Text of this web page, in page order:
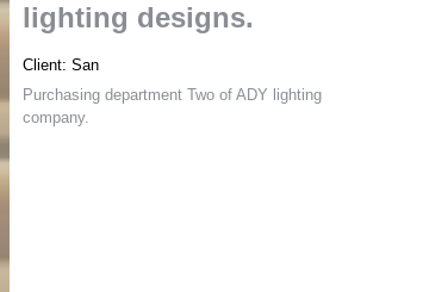
lighting designs.
Client:San
Purchasing department Two of ADY lighting
company.